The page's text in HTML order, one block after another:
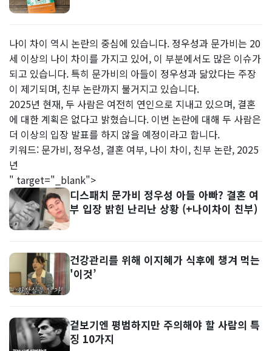
나이 차이 역시 논란의 중심에 있습니다. 정우성과 문가비는 20
세 이상의 나이 차이를 가지고 있어, 이 부분에서도 많은 이슈가
되고 있습니다. 특히 문가비의 아들이 정우성과 닮았다는 주장
이 제기되며, 친부 논란까지 불거지고 있습니다.
2025년 현재, 두 사람은 여전히 연인으로 지내고 있으며, 결혼
에 대한 계획은 없다고 밝혔습니다. 이번 논란에 대해 두 사람은
더 이상의 입장 발표를 하지 않을 예정이라고 합니다.
키워드: 문가비, 정우성, 결혼 여부, 나이 차이, 친부 논란, 2025
년
" target="_blank">
디스패치 문가비 정우성 아들 아빠? 결혼 여
부 입장 밝힌 난리난 상황 (+나이차이 친부)
건강관리를 위해 이지혜가 식후에 챙겨 먹는
'이것’
겉보기엔 평범하지만 주의해야 할 사람의 특
징 10가지